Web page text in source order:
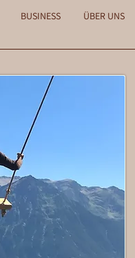
BUSINESS ÜBER UNS